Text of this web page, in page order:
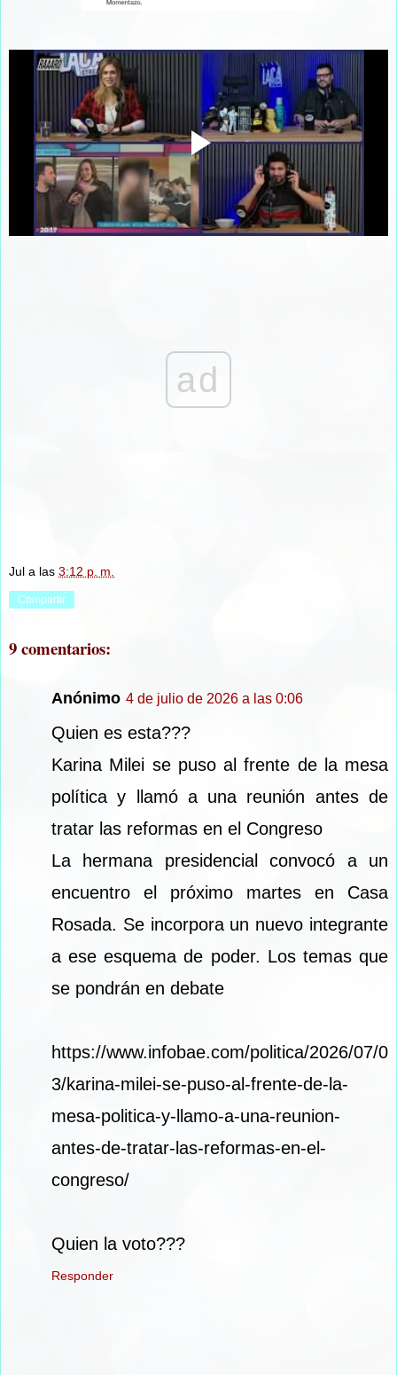
ad
Jul a las 3:12 p. m.
Compartir
9 comentarios:
Anónimo 4 de julio de 2026 a las 0:06
Quien es esta???
Karina Milei se puso al frente de la mesa
política y llamó a una reunión antes de
tratar las reformas en el Congreso
La hermana presidencial convocó a un
encuentro el próximo martes en Casa
Rosada. Se incorpora un nuevo integrante
a ese esquema de poder. Los temas que
se pondrán en debate
https://www.infobae.com/politica/2026/07/0
3/karina-milei-se-puso-al-frente-de-la-
mesa-politica-y-llamo-a-una-reunion-
antes-de-tratar-las-reformas-en-el-
congreso/
Quien la voto???
Responder